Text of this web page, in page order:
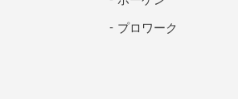
プロワーク